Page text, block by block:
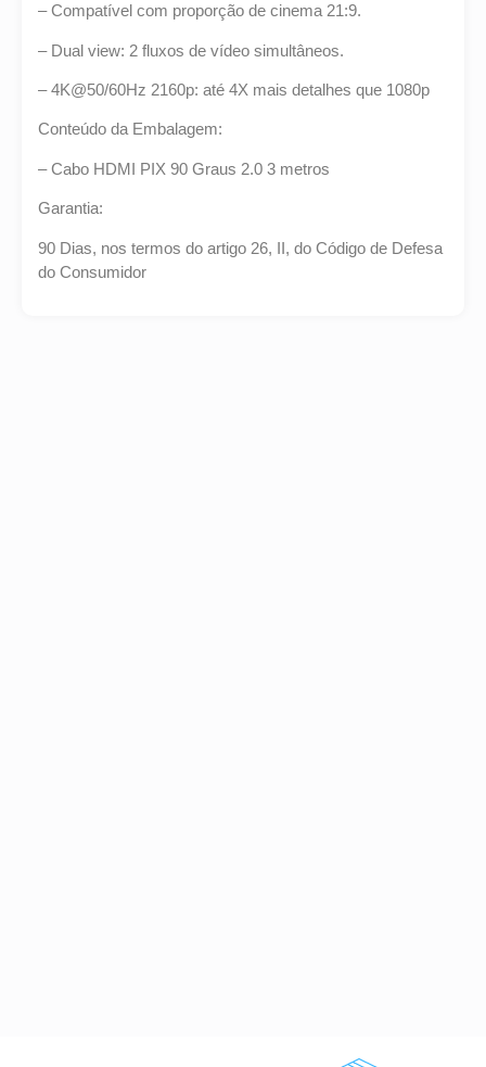
– Compatível com proporção de cinema 21:9.
– Dual view: 2 fluxos de vídeo simultâneos.
– 4K@50/60Hz 2160p: até 4X mais detalhes que 1080p
Conteúdo da Embalagem:
– Cabo HDMI PIX 90 Graus 2.0 3 metros
Garantia:
90 Dias, nos termos do artigo 26, II, do Código de Defesa
do Consumidor